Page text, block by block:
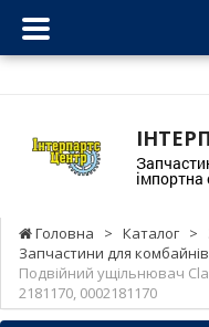
імпортна
Головна > Каталог >
Запчастини для комбайнів
Подвійний ущільнювач
2181170, 0002181170